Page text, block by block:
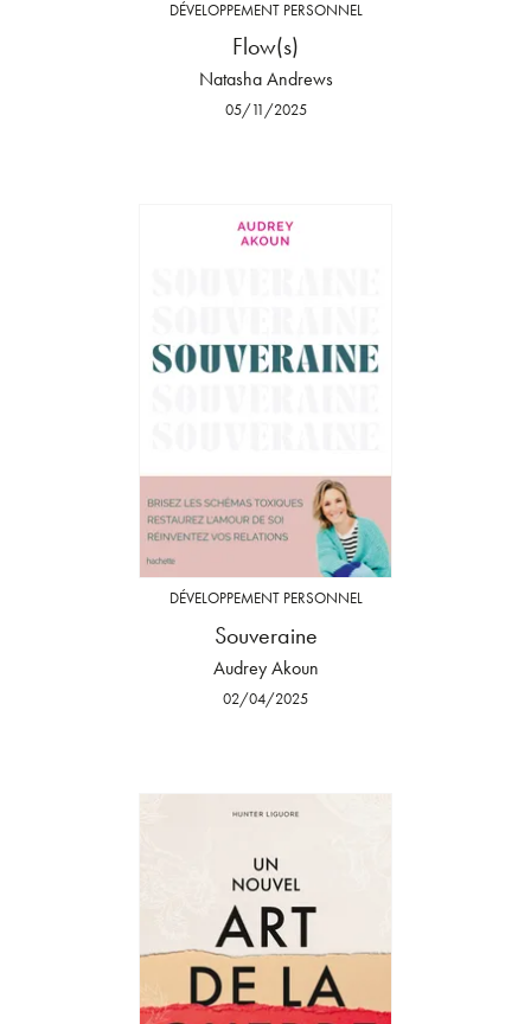
DÉVELOPPEMENT PERSONNEL
Flow(s)
Natasha Andrews
05/11/2025
DÉVELOPPEMENT PERSONNEL
Souveraine
Audrey Akoun
02/04/2025